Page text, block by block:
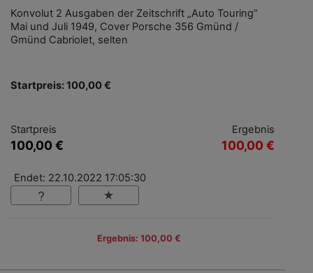
Konvolut 2 Ausgaben der Zeitschrift „Auto Touring“
Mai und Juli 1949, Cover Porsche 356 Gmünd /
Gmünd Cabriolet, selten
Startpreis: 100,00 €
Startpreis
100,00 €
Ergebnis
100,00 €
Endet: 22.10.2022 17:05:30
Ergebnis: 100,00 €